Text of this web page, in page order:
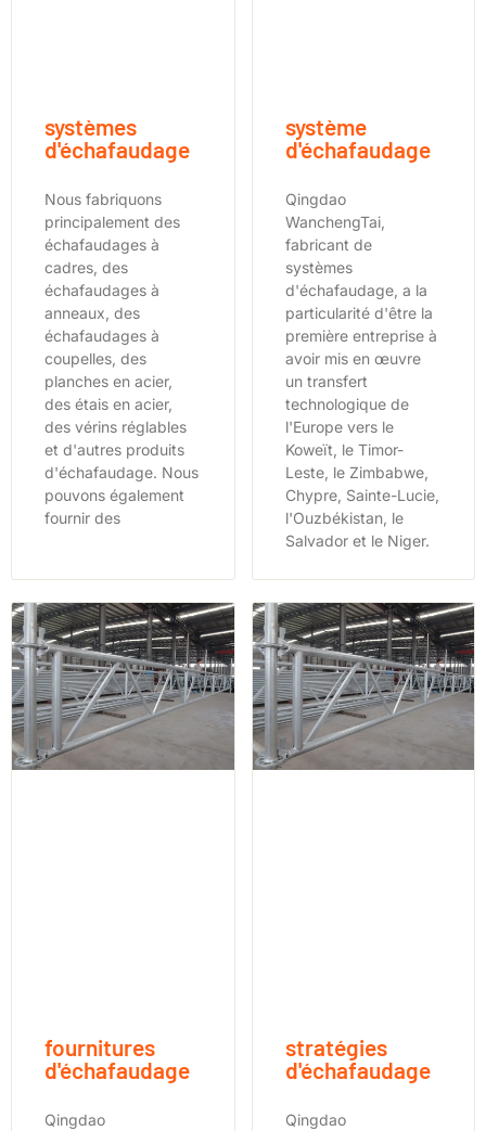
systèmes
d'échafaudage
Nous fabriquons
principalement des
échafaudages à
cadres, des
échafaudages à
anneaux, des
échafaudages à
coupelles, des
planches en acier,
des étais en acier,
des vérins réglables
et d'autres produits
d'échafaudage. Nous
pouvons également
fournir des
système
d'échafaudage
Qingdao
WanchengTai,
fabricant de
systèmes
d'échafaudage, a la
particularité d'être la
première entreprise à
avoir mis en œuvre
un transfert
technologique de
l'Europe vers le
Koweït, le Timor-
Leste, le Zimbabwe,
Chypre, Sainte-Lucie,
l'Ouzbékistan, le
Salvador et le Niger.
fournitures
d'échafaudage
Qingdao
stratégies
d'échafaudage
Qingdao